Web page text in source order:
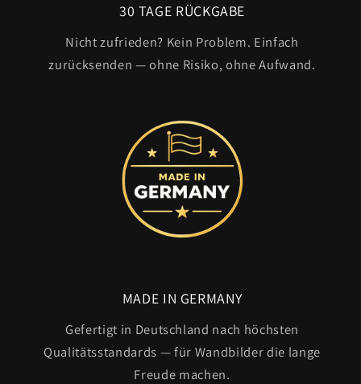
30 TAGE RÜCKGABE
Nicht zufrieden? Kein Problem. Einfach
zurücksenden — ohne Risiko, ohne Aufwand.
MADE IN GERMANY
Gefertigt in Deutschland nach höchsten
Qualitätsstandards — für Wandbilder die lange
Freude machen.